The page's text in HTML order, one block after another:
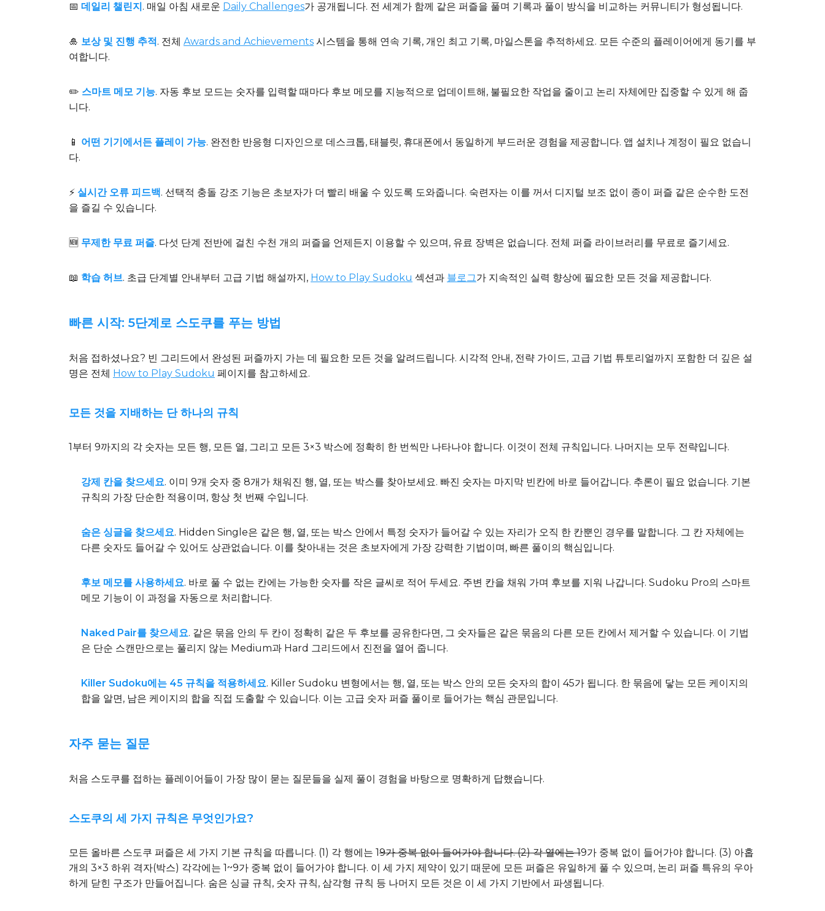
📅 데일리 챌린지. 매일 아침 새로운 Daily Challenges가 공개됩니다. 전 세계가 함께 같은 퍼즐을 풀며 기록과 풀이 방식을 비교하는 커뮤니티가 형성됩니다.
🎍 보상 및 진행 추적. 전체 Awards and Achievements 시스템을 통해 연속 기록, 개인 최고 기록, 마일스톤을 추적하세요. 모든 수준의 플레이어에게 동기를 부
여합니다.
✏️ 스마트 메모 기능. 자동 후보 모드는 숫자를 입력할 때마다 후보 메모를 지능적으로 업데이트해, 불필요한 작업을 줄이고 논리 자체에만 집중할 수 있게 해 줍
니다.
📱 어떤 기기에서든 플레이 가능. 완전한 반응형 디자인으로 데스크톱, 태블릿, 휴대폰에서 동일하게 부드러운 경험을 제공합니다. 앱 설치나 계정이 필요 없습니
다.
⚡ 실시간 오류 피드백. 선택적 충돌 강조 기능은 초보자가 더 빨리 배울 수 있도록 도와줍니다. 숙련자는 이를 꺼서 디지털 보조 없이 종이 퍼즐 같은 순수한 도전
을 즐길 수 있습니다.
🆕 무제한 무료 퍼즐. 다섯 단계 전반에 걸친 수천 개의 퍼즐을 언제든지 이용할 수 있으며, 유료 장벽은 없습니다. 전체 퍼즐 라이브러리를 무료로 즐기세요.
📖 학습 허브. 초급 단계별 안내부터 고급 기법 해설까지, How to Play Sudoku 섹션과 블로그가 지속적인 실력 향상에 필요한 모든 것을 제공합니다.
빠른 시작: 5단계로 스도쿠를 푸는 방법
처음 접하셨나요? 빈 그리드에서 완성된 퍼즐까지 가는 데 필요한 모든 것을 알려드립니다. 시각적 안내, 전략 가이드, 고급 기법 튜토리얼까지 포함한 더 깊은 설
명은 전체 How to Play Sudoku 페이지를 참고하세요.
모든 것을 지배하는 단 하나의 규칙
1부터 9까지의 각 숫자는 모든 행, 모든 열, 그리고 모든 3×3 박스에 정확히 한 번씩만 나타나야 합니다. 이것이 전체 규칙입니다. 나머지는 모두 전략입니다.
강제 칸을 찾으세요. 이미 9개 숫자 중 8개가 채워진 행, 열, 또는 박스를 찾아보세요. 빠진 숫자는 마지막 빈칸에 바로 들어갑니다. 추론이 필요 없습니다. 기본
규칙의 가장 단순한 적용이며, 항상 첫 번째 수입니다.
숨은 싱글을 찾으세요. Hidden Single은 같은 행, 열, 또는 박스 안에서 특정 숫자가 들어갈 수 있는 자리가 오직 한 칸뿐인 경우를 말합니다. 그 칸 자체에는
다른 숫자도 들어갈 수 있어도 상관없습니다. 이를 찾아내는 것은 초보자에게 가장 강력한 기법이며, 빠른 풀이의 핵심입니다.
후보 메모를 사용하세요. 바로 풀 수 없는 칸에는 가능한 숫자를 작은 글씨로 적어 두세요. 주변 칸을 채워 가며 후보를 지워 나갑니다. Sudoku Pro의 스마트
메모 기능이 이 과정을 자동으로 처리합니다.
Naked Pair를 찾으세요. 같은 묶음 안의 두 칸이 정확히 같은 두 후보를 공유한다면, 그 숫자들은 같은 묶음의 다른 모든 칸에서 제거할 수 있습니다. 이 기법
은 단순 스캔만으로는 풀리지 않는 Medium과 Hard 그리드에서 진전을 열어 줍니다.
Killer Sudoku에는 45 규칙을 적용하세요. Killer Sudoku 변형에서는 행, 열, 또는 박스 안의 모든 숫자의 합이 45가 됩니다. 한 묶음에 닿는 모든 케이지의
합을 알면, 남은 케이지의 합을 직접 도출할 수 있습니다. 이는 고급 숫자 퍼즐 풀이로 들어가는 핵심 관문입니다.
자주 묻는 질문
처음 스도쿠를 접하는 플레이어들이 가장 많이 묻는 질문들을 실제 풀이 경험을 바탕으로 명확하게 답했습니다.
스도쿠의 세 가지 규칙은 무엇인가요?
모든 올바른 스도쿠 퍼즐은 세 가지 기본 규칙을 따릅니다. (1) 각 행에는 19가 중복 없이 들어가야 합니다. (2) 각 열에는 19가 중복 없이 들어가야 합니다. (3) 아홉
개의 3×3 하위 격자(박스) 각각에는 1~9가 중복 없이 들어가야 합니다. 이 세 가지 제약이 있기 때문에 모든 퍼즐은 유일하게 풀 수 있으며, 논리 퍼즐 특유의 우아
하게 닫힌 구조가 만들어집니다. 숨은 싱글 규칙, 숫자 규칙, 삼각형 규칙 등 나머지 모든 것은 이 세 가지 기반에서 파생됩니다.